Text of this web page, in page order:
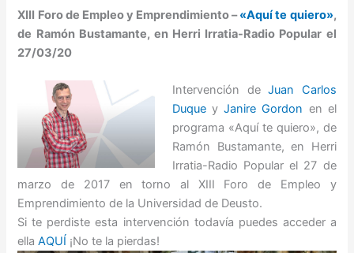
XIII Foro de Empleo y Emprendimiento –«Aquí te quiero»,
de Ramón Bustamante, en Herri Irratia-Radio Popular el
27/03/20
Intervención deJuan Carlos
Duque yJanire Gordon en el
programa «Aquí te quiero», de
Ramón Bustamante, en Herri
Irratia-Radio Popular el 27 de
marzo de 2017 en torno al XIII Foro de Empleo y
Emprendimiento de la Universidad de Deusto.
Si te perdiste esta intervención todavía puedes acceder a
ellaAQUÍ ¡No te la pierdas!